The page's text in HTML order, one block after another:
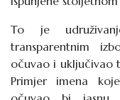
To je
transparentnim
očuvao i uključivao
Primjer imena